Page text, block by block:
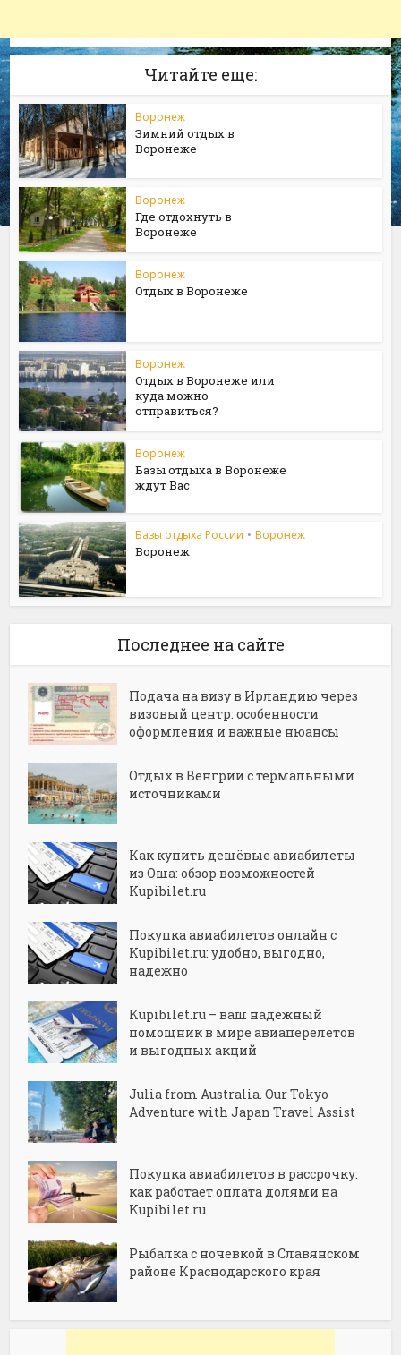
Читайте еще:
Воронеж
Зимний отдых в
Воронеже
Воронеж
Где отдохнуть в
Воронеже
Воронеж
Отдых в Воронеже
Воронеж
Отдых в Воронеже или
куда можно
отправиться?
Воронеж
Базы отдыха в Воронеже
ждут Вас
Базы отдыха России • Воронеж
Воронеж
Последнее на сайте
Подача на визу в Ирландию через
визовый центр: особенности
оформления и важные нюансы
Отдых в Венгрии с термальными
источниками
Как купить дешёвые авиабилеты
из Оша: обзор возможностей
Kupibilet.ru
Покупка авиабилетов онлайн с
Kupibilet.ru: удобно, выгодно,
надежно
Kupibilet.ru – ваш надежный
помощник в мире авиаперелетов
и выгодных акций
Julia from Australia. Our Tokyo
Adventure with Japan Travel Assist
Покупка авиабилетов в рассрочку:
как работает оплата долями на
Kupibilet.ru
Рыбалка с ночевкой в Славянском
районе Краснодарского края